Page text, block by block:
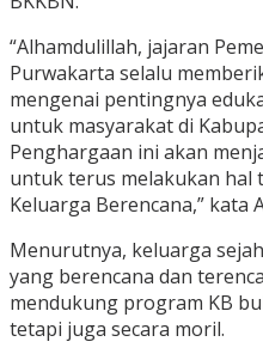
“Alhamdulillah, jajaran
Purwakarta selalu
mengenai pentingnya
untuk masyarakat di
Penghargaan ini akan
untuk terus melakukan
Keluarga Berencana,” kata
Menurutnya, keluarga
yang berencana dan
mendukung program KB
tetapi juga secara moril.